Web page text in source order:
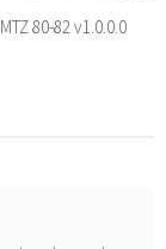
80-82 v1.0.0.0